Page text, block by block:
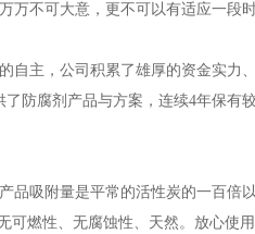
万不可大意，更不可以有适应一段
主，公司积累了雄厚的资金实力
防腐剂产品与方案，连续4年保
吸附量是平常的活性炭的一百倍
可燃性、无腐蚀性、天然。放心使